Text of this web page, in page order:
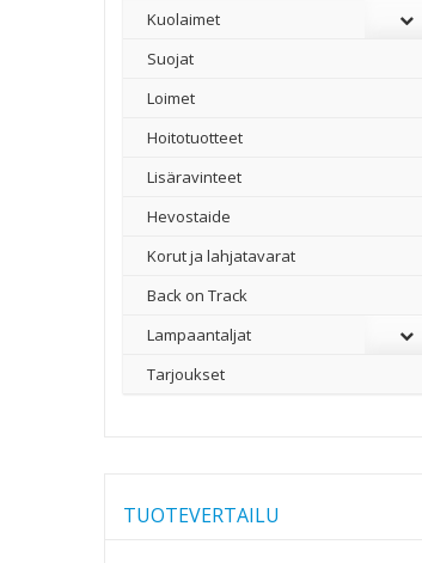
Kuolaimet
Suojat
Loimet
Hoitotuotteet
Lisäravinteet
Hevostaide
Korut ja lahjatavarat
Back on Track
Lampaantaljat
Tarjoukset
TUOTEVERTAILU